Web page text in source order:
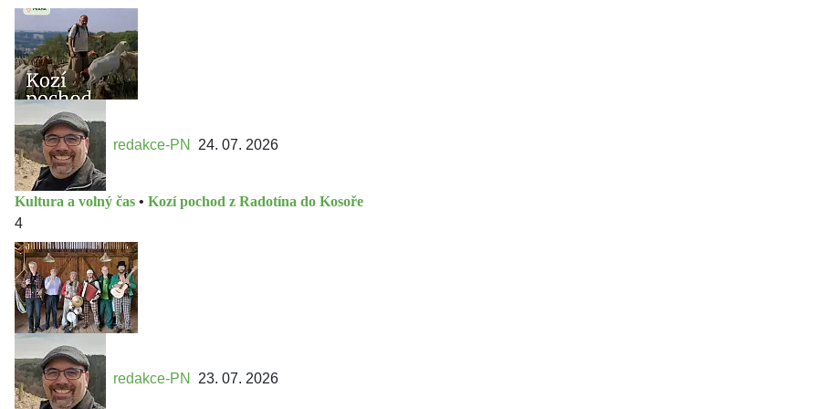
redakce-PN 24. 07. 2026
Kultura a volný čas • Kozí pochod z Radotína do Kosoře
4
redakce-PN 23. 07. 2026